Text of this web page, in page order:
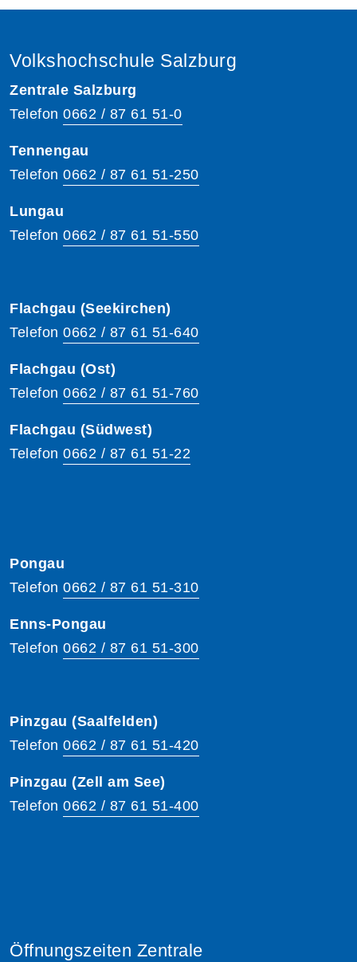
Volkshochschule Salzburg
Zentrale Salzburg
Telefon 0662 / 87 61 51-0
Tennengau
Telefon 0662 / 87 61 51-250
Lungau
Telefon 0662 / 87 61 51-550
Flachgau (Seekirchen)
Telefon 0662 / 87 61 51-640
Flachgau (Ost)
Telefon 0662 / 87 61 51-760
Flachgau (Südwest)
Telefon 0662 / 87 61 51-22
Pongau
Telefon 0662 / 87 61 51-310
Enns-Pongau
Telefon 0662 / 87 61 51-300
Pinzgau (Saalfelden)
Telefon 0662 / 87 61 51-420
Pinzgau (Zell am See)
Telefon 0662 / 87 61 51-400
Öffnungszeiten Zentrale